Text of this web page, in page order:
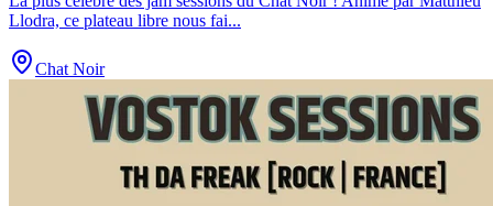
Llodra, ce plateau libre nous fai...
Chat Noir